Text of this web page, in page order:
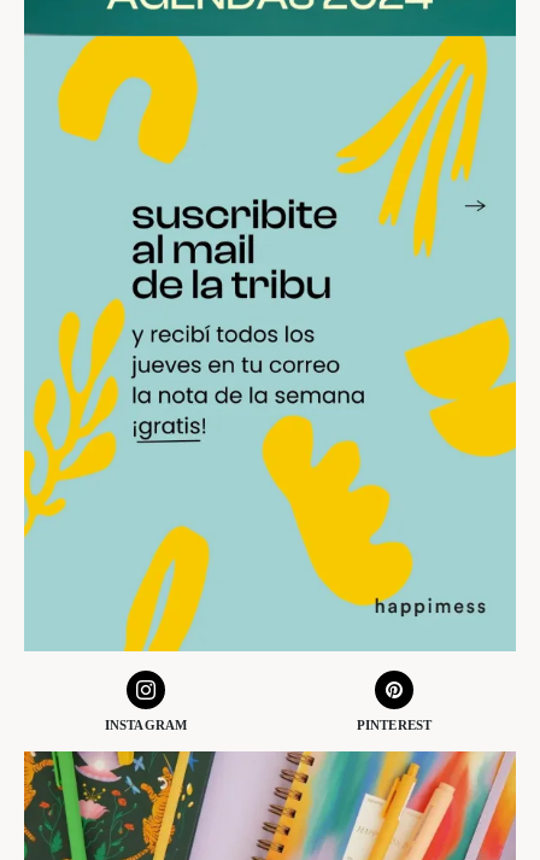
INSTAGRAM PINTEREST